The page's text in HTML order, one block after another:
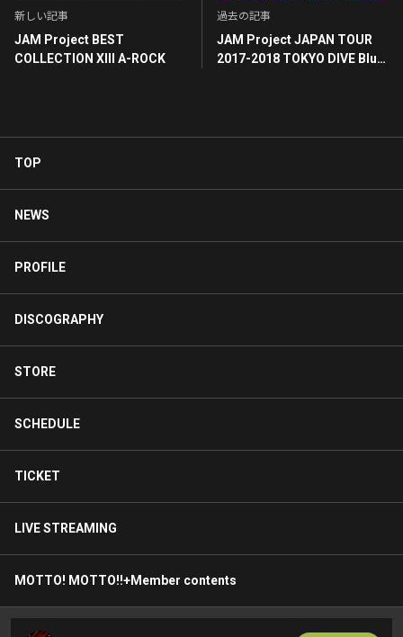
新しい記事
JAM Project BEST
COLLECTION XIII A-ROCK
過去の記事
JAM Project JAPAN TOUR
2017-2018 TOKYO DIVE Blu-
TOP
NEWS
PROFILE
DISCOGRAPHY
STORE
SCHEDULE
TICKET
LIVE STREAMING
MOTTO! MOTTO!!+Member contents